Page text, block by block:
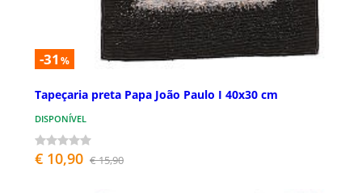
-31 %
Tapeçaria preta Papa João Paulo I 40x30 cm
DISPONÍVEL
€ 10,90 € 15,90